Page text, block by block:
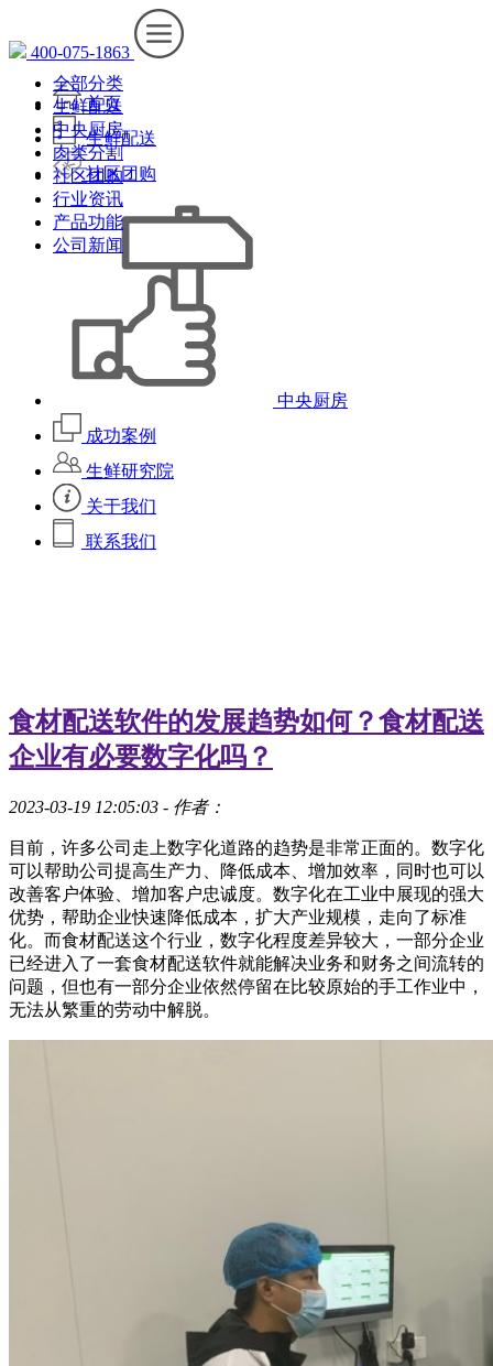
400-075-1863
首页
生鲜配送
社区团购
中央厨房
成功案例
生鲜研究院
关于我们
联系我们
全部分类
生鲜配送
中央厨房
肉类分割
社区团购
行业资讯
产品功能
公司新闻
食材配送软件的发展趋势如何？食材配送
企业有必要数字化吗？
2023-03-19 12:05:03 - 作者：
目前，许多公司走上数字化道路的趋势是非常正面的。数字化
可以帮助公司提高生产力、降低成本、增加效率，同时也可以
改善客户体验、增加客户忠诚度。数字化在工业中展现的强大
优势，帮助企业快速降低成本，扩大产业规模，走向了标准
化。而食材配送这个行业，数字化程度差异较大，一部分企业
已经进入了一套食材配送软件就能解决业务和财务之间流转的
问题，但也有一部分企业依然停留在比较原始的手工作业中，
无法从繁重的劳动中解脱。